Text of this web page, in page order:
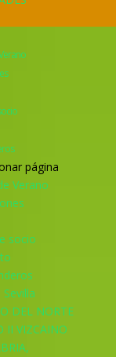
página
Verano
socio
Sevilla
DEL NORTE
II VIZCAINO